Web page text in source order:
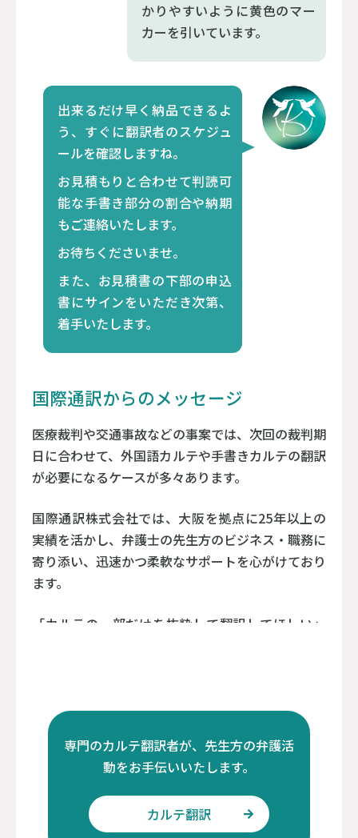
かりやすいように黄色のマー
カーを引いています。
出来るだけ早く納品できるよ
う、すぐに翻訳者のスケジュ
ールを確認しますね。
お見積もりと合わせて判読可
能な手書き部分の割合や納期
もご連絡いたします。
お待ちくださいませ。
また、お見積書の下部の申込
書にサインをいただき次第、
着手いたします。
国際通訳からのメッセージ
医療裁判や交通事故などの事案では、次回の裁判期
日に合わせて、外国語カルテや手書きカルテの翻訳
が必要になるケースが多々あります。
国際通訳株式会社では、大阪を拠点に25年以上の
実績を活かし、弁護士の先生方のビジネス・職務に
寄り添い、迅速かつ柔軟なサポートを心がけており
ます。
「カルテの一部だけを抜粋して翻訳してほしい」
専門のカルテ翻訳者が、先生方の弁護活
動をお手伝いいたします。
カルテ翻訳